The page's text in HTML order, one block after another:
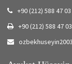
+90 (212) 588 47 03
+90 (212) 588 47 03